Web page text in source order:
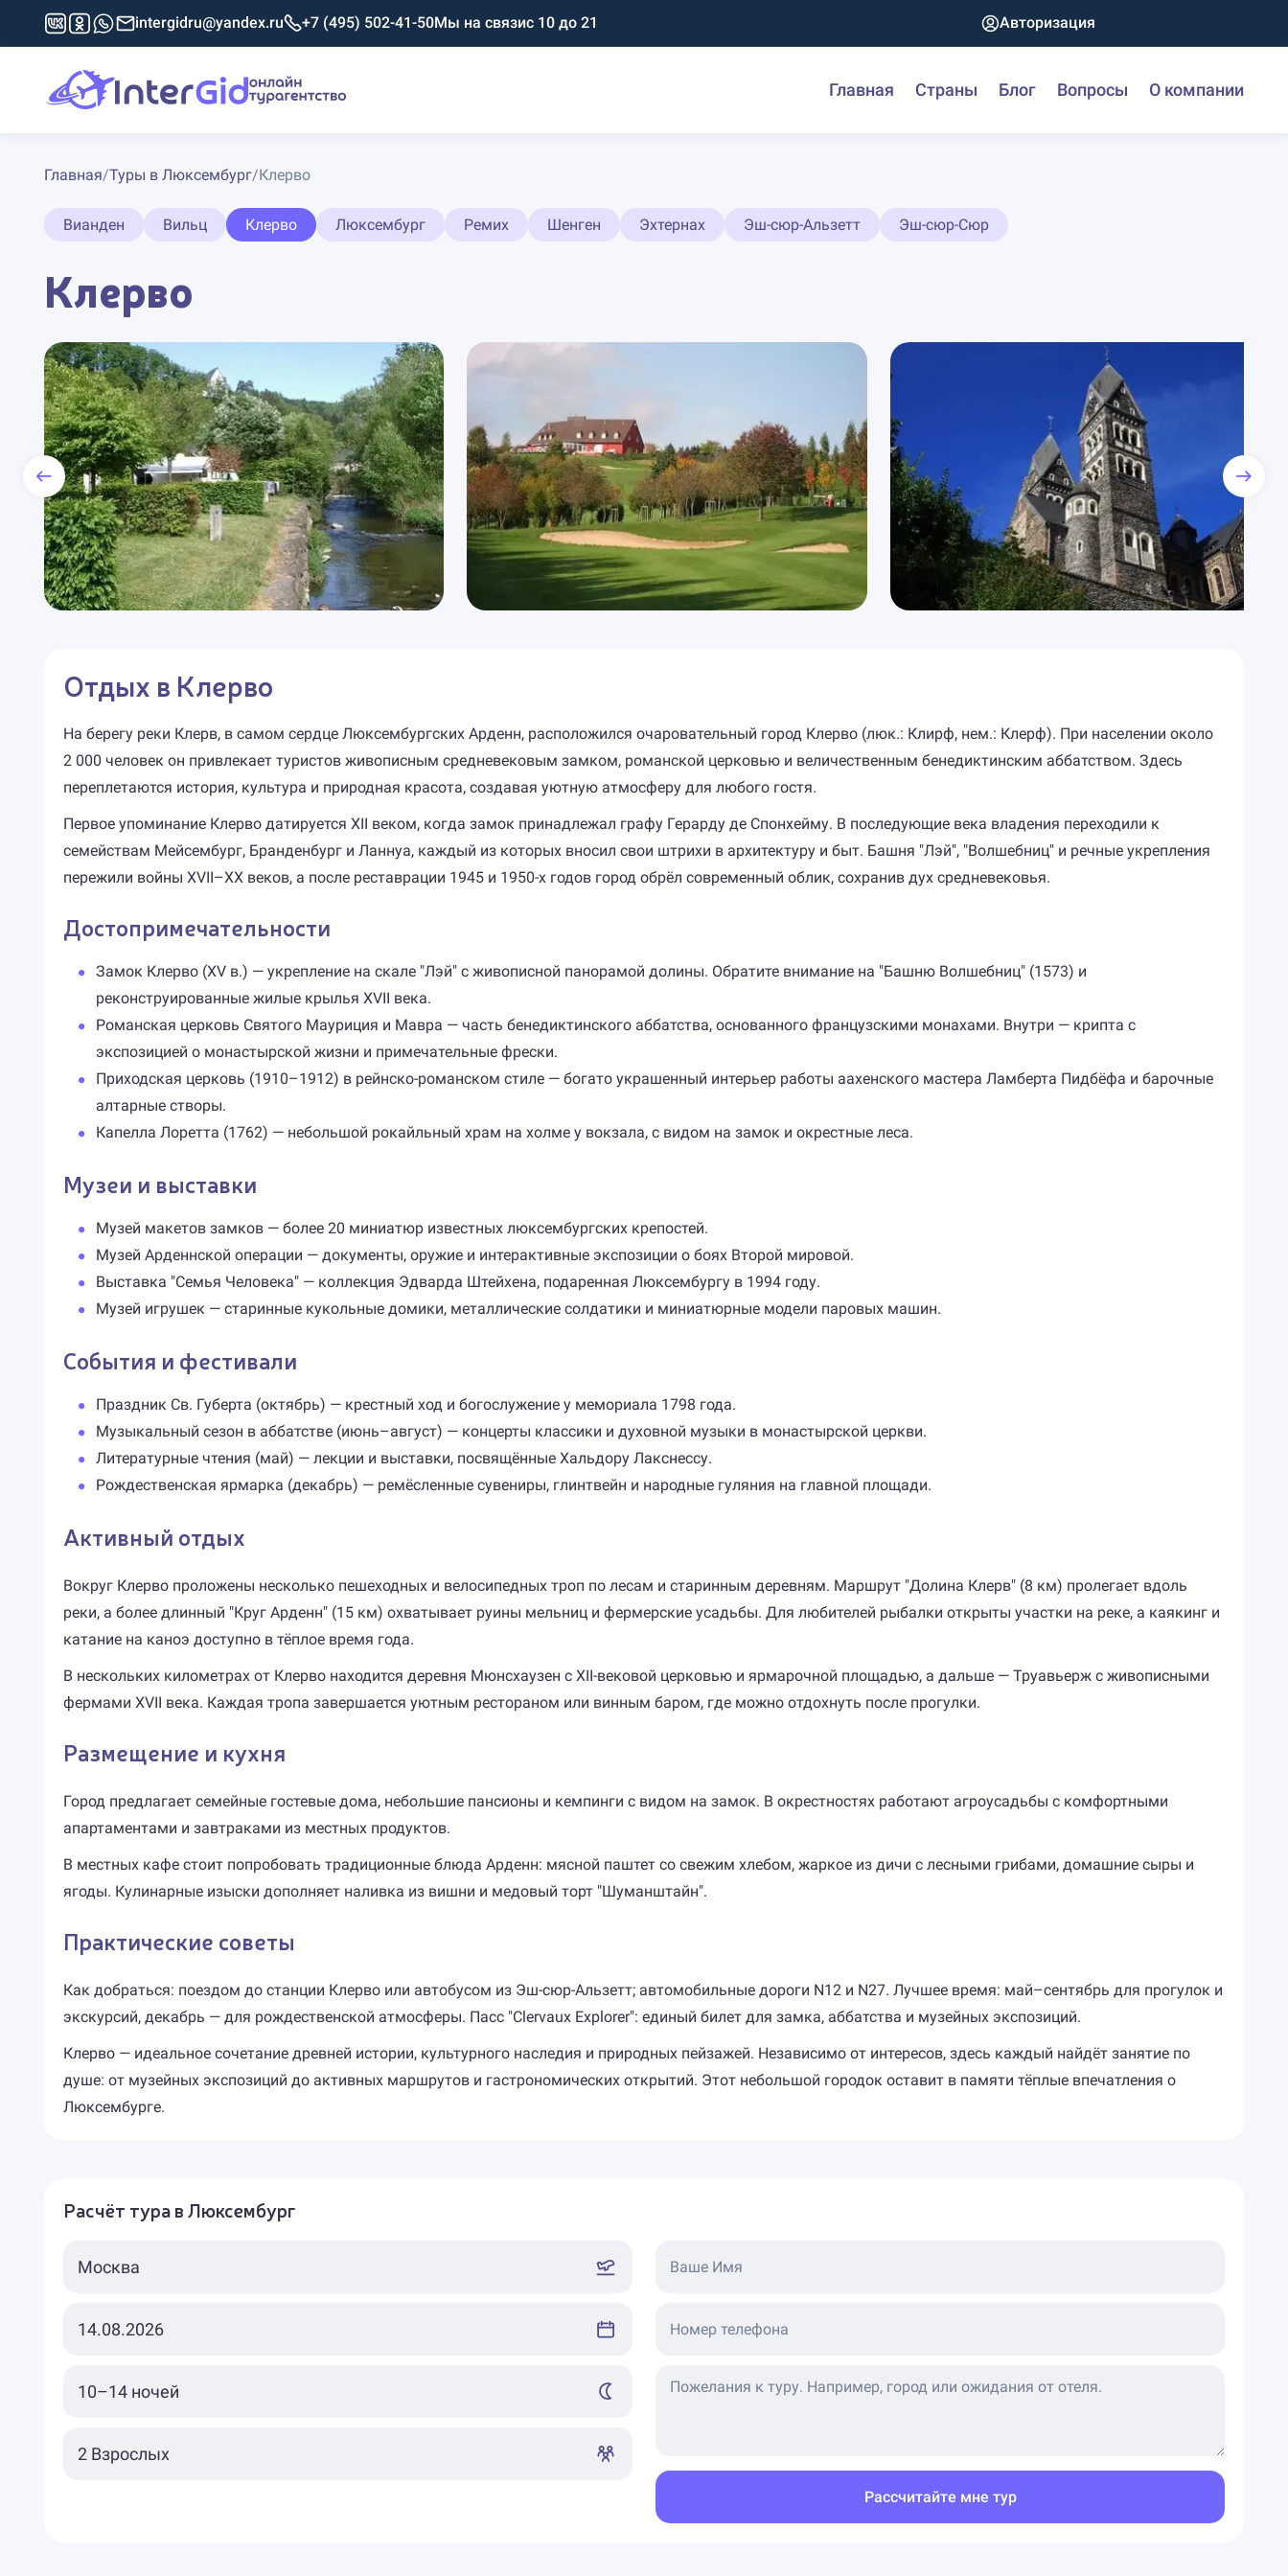
intergidru@yandex.ru +7 (495) 502-41-50Мы на связис 10 до 21 Авторизация
Главная Страны Блог Вопросы О компании
Главная/Туры в Люксембург/Клерво
Вианден Вильц Клерво Люксембург Ремих Шенген Эхтернах Эш-сюр-Альзетт Эш-сюр-Сюр
Клерво
Отдых в Клерво
На берегу реки Клерв, в самом сердце Люксембургских Арденн, расположился очаровательный город Клерво (люк.: Клирф, нем.: Клерф). При населении около
2 000 человек он привлекает туристов живописным средневековым замком, романской церковью и величественным бенедиктинским аббатством. Здесь
переплетаются история, культура и природная красота, создавая уютную атмосферу для любого гостя.
Первое упоминание Клерво датируется XII веком, когда замок принадлежал графу Герарду де Спонхейму. В последующие века владения переходили к
семействам Мейсембург, Бранденбург и Ланнуа, каждый из которых вносил свои штрихи в архитектуру и быт. Башня "Лэй", "Волшебниц" и речные укрепления
пережили войны XVII–XX веков, а после реставрации 1945 и 1950-х годов город обрёл современный облик, сохранив дух средневековья.
Достопримечательности
Замок Клерво (XV в.) — укрепление на скале "Лэй" с живописной панорамой долины. Обратите внимание на "Башню Волшебниц" (1573) и
реконструированные жилые крылья XVII века.
Романская церковь Святого Мауриция и Мавра — часть бенедиктинского аббатства, основанного французскими монахами. Внутри — крипта с
экспозицией о монастырской жизни и примечательные фрески.
Приходская церковь (1910–1912) в рейнско-романском стиле — богато украшенный интерьер работы аахенского мастера Ламберта Пидбёфа и барочные
алтарные створы.
Капелла Лоретта (1762) — небольшой рокайльный храм на холме у вокзала, с видом на замок и окрестные леса.
Музеи и выставки
Музей макетов замков — более 20 миниатюр известных люксембургских крепостей.
Музей Арденнской операции — документы, оружие и интерактивные экспозиции о боях Второй мировой.
Выставка "Семья Человека" — коллекция Эдварда Штейхена, подаренная Люксембургу в 1994 году.
Музей игрушек — старинные кукольные домики, металлические солдатики и миниатюрные модели паровых машин.
События и фестивали
Праздник Св. Губерта (октябрь) — крестный ход и богослужение у мемориала 1798 года.
Музыкальный сезон в аббатстве (июнь–август) — концерты классики и духовной музыки в монастырской церкви.
Литературные чтения (май) — лекции и выставки, посвящённые Хальдору Лакснессу.
Рождественская ярмарка (декабрь) — ремёсленные сувениры, глинтвейн и народные гуляния на главной площади.
Активный отдых
Вокруг Клерво проложены несколько пешеходных и велосипедных троп по лесам и старинным деревням. Маршрут "Долина Клерв" (8 км) пролегает вдоль
реки, а более длинный "Круг Арденн" (15 км) охватывает руины мельниц и фермерские усадьбы. Для любителей рыбалки открыты участки на реке, а каякинг и
катание на каноэ доступно в тёплое время года.
В нескольких километрах от Клерво находится деревня Мюнсхаузен с XII-вековой церковью и ярмарочной площадью, а дальше — Труавьерж с живописными
фермами XVII века. Каждая тропа завершается уютным рестораном или винным баром, где можно отдохнуть после прогулки.
Размещение и кухня
Город предлагает семейные гостевые дома, небольшие пансионы и кемпинги с видом на замок. В окрестностях работают агроусадьбы с комфортными
апартаментами и завтраками из местных продуктов.
В местных кафе стоит попробовать традиционные блюда Арденн: мясной паштет со свежим хлебом, жаркое из дичи с лесными грибами, домашние сыры и
ягоды. Кулинарные изыски дополняет наливка из вишни и медовый торт "Шуманштайн".
Практические советы
Как добраться: поездом до станции Клерво или автобусом из Эш-сюр-Альзетт; автомобильные дороги N12 и N27. Лучшее время: май–сентябрь для прогулок и
экскурсий, декабрь — для рождественской атмосферы. Пасс "Clervaux Explorer": единый билет для замка, аббатства и музейных экспозиций.
Клерво — идеальное сочетание древней истории, культурного наследия и природных пейзажей. Независимо от интересов, здесь каждый найдёт занятие по
душе: от музейных экспозиций до активных маршрутов и гастрономических открытий. Этот небольшой городок оставит в памяти тёплые впечатления о
Люксембурге.
Расчёт тура в Люксембург
Ваше Имя
Номер телефона
Рассчитайте мне тур